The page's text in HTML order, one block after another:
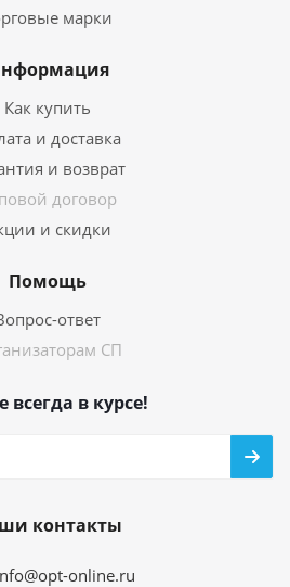
марки
Как купить
и доставка
и возврат
договор
и скидки
Помощь
ответ
СП
всегда в курсе!
контакты
online.ru